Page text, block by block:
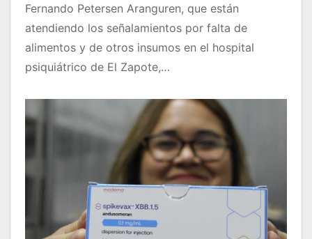
Fernando Petersen Aranguren, que están
atendiendo los señalamientos por falta de
alimentos y de otros insumos en el hospital
psiquiátrico de El Zapote,…